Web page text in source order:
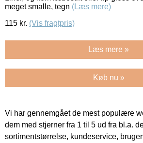
meget smalle, tegn (Læs mere)
115 kr. (Vis fragtpris)
Læs mere »
Køb nu »
Vi har gennemgået de mest populære
dem med stjerner fra 1 til 5 ud fra bl.a.
sortimentstørrelse, kundeservice,